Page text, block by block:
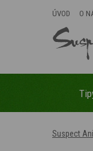
ÚVOD O
Suspect